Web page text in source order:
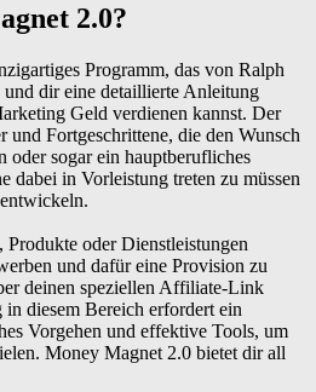
2.0?
Programm, das von Ralph
dir eine detaillierte Anleitung
Geld verdienen kannst. Der
und Fortgeschrittene, die den Wunsch
oder sogar ein hauptberufliches
dabei in Vorleistung treten zu müssen
oder Dienstleistungen
und dafür eine Provision zu
deinen speziellen Affiliate-Link
diesem Bereich erfordert ein
Vorgehen und effektive Tools, um
Money Magnet 2.0 bietet dir all